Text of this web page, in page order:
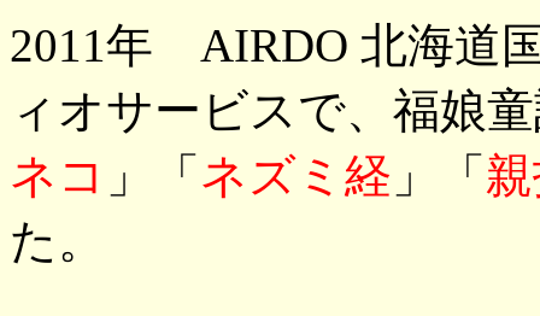
2011年 AIRDO 北海道
ィオサービスで、福娘
ネコ 」「 ネズミ経 」「
た。